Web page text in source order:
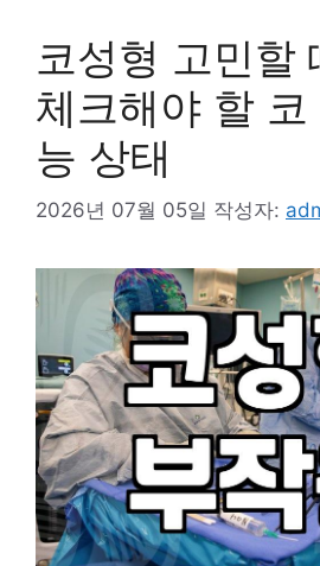
코성형 고민할
체크해야 할 코
능 상태
2026년 07월 05일 작성자: